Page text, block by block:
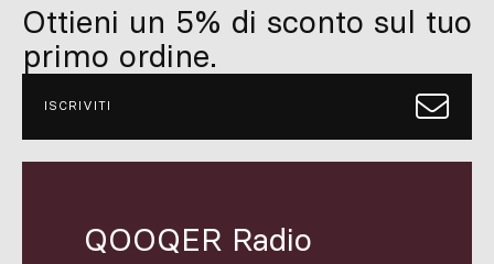
Ottieni un 5% di sconto sul tuo
primo ordine.
ISCRIVITI
QOOQER Radio